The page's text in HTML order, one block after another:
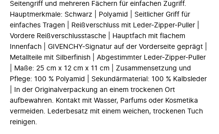
Seitengriff und mehreren Fächern für einfachen Zugriff.
Hauptmerkmale: Schwarz | Polyamid | Seitlicher Griff für
einfaches Tragen | Reißverschluss mit Leder-Zipper-Puller |
Vordere Reißverschlusstasche | Hauptfach mit flachem
Innenfach | GIVENCHY-Signatur auf der Vorderseite geprägt |
Metallteile mit Silberfinish | Abgestimmter Leder-Zipper-Puller
| Maße: 25 cm x 12 cm x 11 cm | Zusammensetzung und
Pflege: 100 % Polyamid | Sekundärmaterial: 100 % Kalbsleder
| In der Originalverpackung an einem trockenen Ort
aufbewahren. Kontakt mit Wasser, Parfums oder Kosmetika
vermeiden. Lederbesatz mit einem weichen, trockenen Tuch
reinigen.